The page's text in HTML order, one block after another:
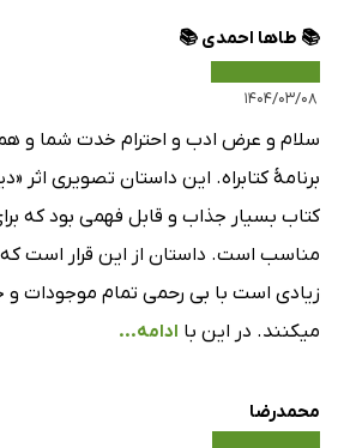
📚 طاها احمدی 📚
۱۴۰۴/۰۳/۰۸
سلام و عرض ادب و احترام خدت شما و
برنامهٔ کتابراه. این داستان تصویری اثر
کتاب بسیار جذاب و قابل فهمی بود که
مناسب است. داستان از این قرار است
زیادی است با بی رحمی تمام موجودات و
میکنند. در این با ادامه...
محمدرضا